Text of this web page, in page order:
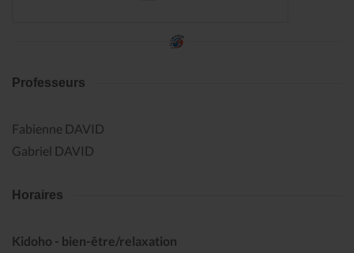
Professeurs
Fabienne DAVID
Gabriel DAVID
Horaires
Kidoho - bien-être/relaxation